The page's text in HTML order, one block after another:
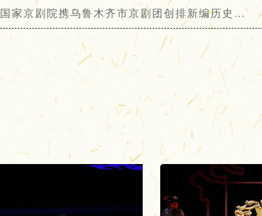
国家京剧院携乌鲁木齐市京剧团创排新编历史京剧《故土新归》